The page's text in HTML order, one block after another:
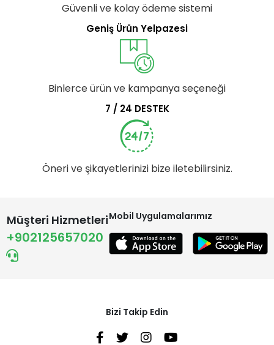
Güvenli ve kolay ödeme sistemi
Geniş Ürün Yelpazesi
Binlerce ürün ve kampanya seçeneği
7 / 24 DESTEK
Öneri ve şikayetlerinizi bize iletebilirsiniz.
Müşteri Hizmetleri
+902125657020
Mobil Uygulamalarımız
Bizi Takip Edin